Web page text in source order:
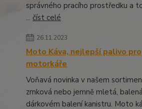
správného pracího prostředku a
... číst celé
26.11.2023
Moto Káva, nejlepší palivo pro
motorkáře
Voňavá novinka v našem
zrnková nebo jemně mletá,
dárkovém balení kanistru. Moto